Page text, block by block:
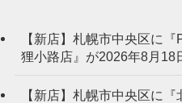
【新店】札幌市中央区に
狸小路店』が2026年8月18
【新店】札幌市中央区に